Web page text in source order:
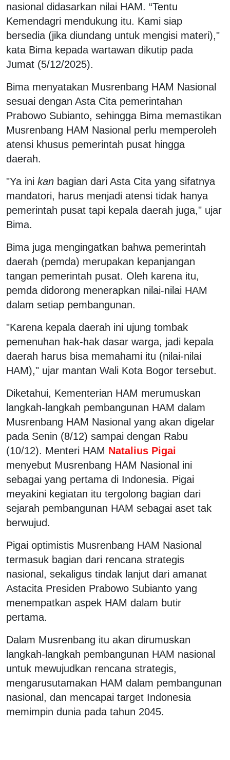
nasional didasarkan nilai HAM. “Tentu
Kemendagri mendukung itu. Kami siap
bersedia (jika diundang untuk mengisi materi),"
kata Bima kepada wartawan dikutip pada
Jumat (5/12/2025).
Bima menyatakan Musrenbang HAM Nasional
sesuai dengan Asta Cita pemerintahan
Prabowo Subianto, sehingga Bima memastikan
Musrenbang HAM Nasional perlu memperoleh
atensi khusus pemerintah pusat hingga
daerah.
"Ya ini kan bagian dari Asta Cita yang sifatnya
mandatori, harus menjadi atensi tidak hanya
pemerintah pusat tapi kepala daerah juga," ujar
Bima.
Bima juga mengingatkan bahwa pemerintah
daerah (pemda) merupakan kepanjangan
tangan pemerintah pusat. Oleh karena itu,
pemda didorong menerapkan nilai-nilai HAM
dalam setiap pembangunan.
"Karena kepala daerah ini ujung tombak
pemenuhan hak-hak dasar warga, jadi kepala
daerah harus bisa memahami itu (nilai-nilai
HAM)," ujar mantan Wali Kota Bogor tersebut.
Diketahui, Kementerian HAM merumuskan
langkah-langkah pembangunan HAM dalam
Musrenbang HAM Nasional yang akan digelar
pada Senin (8/12) sampai dengan Rabu
(10/12). Menteri HAM Natalius Pigai
menyebut Musrenbang HAM Nasional ini
sebagai yang pertama di Indonesia. Pigai
meyakini kegiatan itu tergolong bagian dari
sejarah pembangunan HAM sebagai aset tak
berwujud.
Pigai optimistis Musrenbang HAM Nasional
termasuk bagian dari rencana strategis
nasional, sekaligus tindak lanjut dari amanat
Astacita Presiden Prabowo Subianto yang
menempatkan aspek HAM dalam butir
pertama.
Dalam Musrenbang itu akan dirumuskan
langkah-langkah pembangunan HAM nasional
untuk mewujudkan rencana strategis,
mengarusutamakan HAM dalam pembangunan
nasional, dan mencapai target Indonesia
memimpin dunia pada tahun 2045.